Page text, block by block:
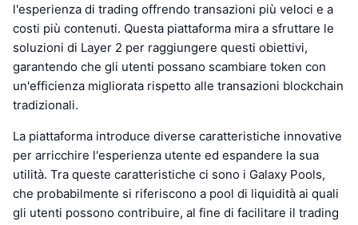
l'esperienza di trading offrendo transazioni più veloci e a
costi più contenuti. Questa piattaforma mira a sfruttare le
soluzioni di Layer 2 per raggiungere questi obiettivi,
garantendo che gli utenti possano scambiare token con
un'efficienza migliorata rispetto alle transazioni blockchain
tradizionali.
La piattaforma introduce diverse caratteristiche innovative
per arricchire l'esperienza utente ed espandere la sua
utilità. Tra queste caratteristiche ci sono i Galaxy Pools,
che probabilmente si riferiscono a pool di liquidità ai quali
gli utenti possono contribuire, al fine di facilitare il trading